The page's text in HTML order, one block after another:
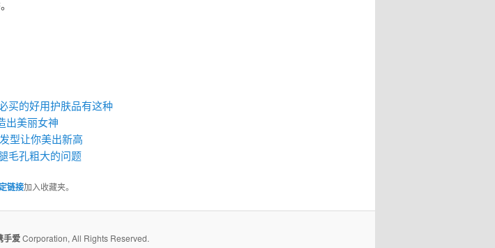
买的好用护肤品有这种
出美丽女神
型让你美出新高
毛孔粗大的问题
链接加入收藏夹。
手爱Corporation, All Rights Reserved.